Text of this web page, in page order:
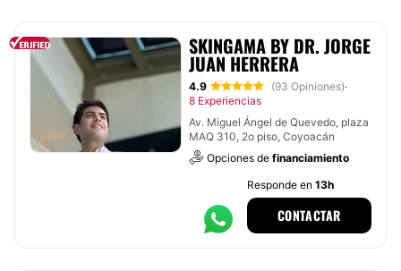
SKINGAMA BY DR. JORGE
JUAN HERRERA
4.9 (93 Opiniones)·
8 Experiencias
Av. Miguel Ángel de Quevedo, plaza
MAQ 310, 2o piso, Coyoacán
Opciones de financiamiento
Responde en 13h
CONTACTAR